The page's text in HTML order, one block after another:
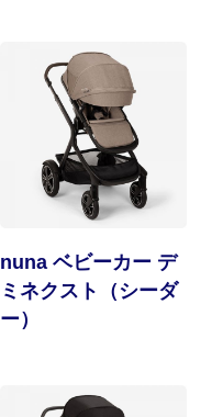
nuna ベビーカー デ
ミネクスト（シーダ
ー）